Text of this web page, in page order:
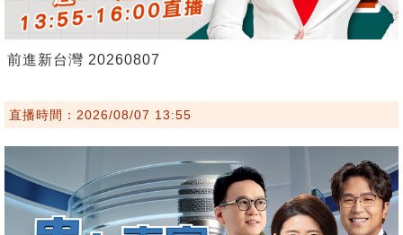
前進新台灣 20260807
直播時間：2026/08/07 13:55